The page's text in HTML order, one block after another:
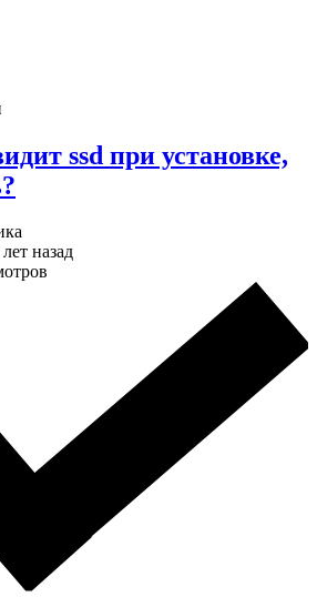
ssd при установке,
назад